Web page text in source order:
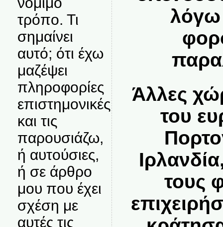
τρόπο. Τι
σημαίνει
αυτό; ότι έχω
μαζέψει
πληροφορίες
επιστημονικές
και τις
παρουσιάζω,
ή αυτούσιες,
ή σε άρθρο
μου που έχει
σχέση με
αυτές τις
λόγω
Άλλες
του
τους